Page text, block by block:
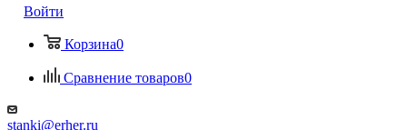
Войти
Корзина0
Сравнение товаров0
stanki@erher.ru